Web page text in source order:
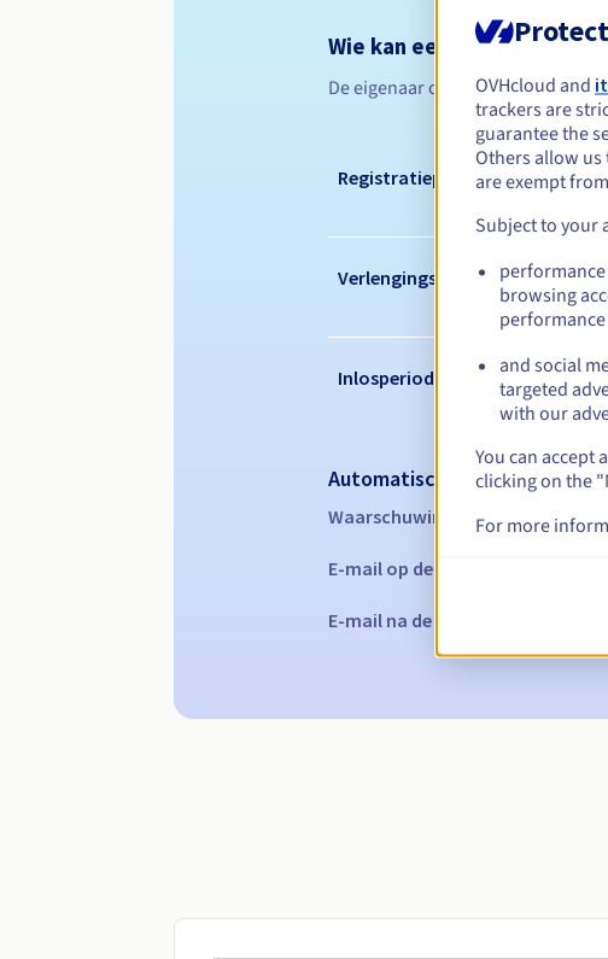
Wie kan een .hamburg
De eigenaar of beheerder moet
Registratieperiode
Verlengingsperiode
Inlosperiode
Automatische meldingen:
Waarschuwings-e-mails: 60, 30,
E-mail op de vervaldatum
E-mail na de Redemption Grace
OVHcloud and
trackers are
guarantee the
Others allow us
are exempt
Subject to your
browsing
and social
targeted
with our
You can accept
clicking on the
For more